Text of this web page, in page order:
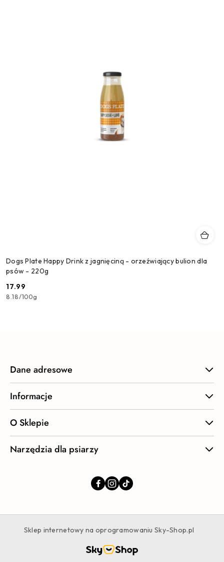
Dogs Plate Happy Drink z jagnięciną - orzeźwiający bulion dla
psów - 220g
Cena:
17.99
8.18/100g
Dane adresowe
Informacje
O Sklepie
Narzędzia dla psiarzy
Sklep internetowy na oprogramowaniu Sky-Shop.pl